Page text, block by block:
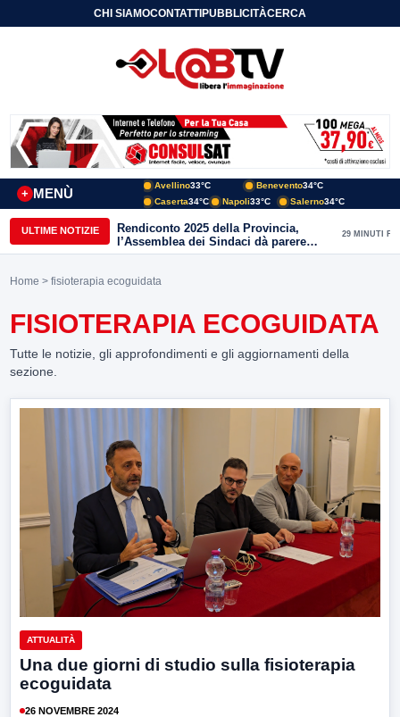
CHI SIAMOCONTATTIPUBBLICITÀCERCA
MENÙ
+
Avellino33°C Benevento34°C
Caserta34°C Napoli33°C Salerno34°C
ULTIME NOTIZIE
Rendiconto 2025 della Provincia,
l’Assemblea dei Sindaci dà parere
favorevole all’unanimità
29 MINUTI FA
Home > fisioterapia ecoguidata
FISIOTERAPIA ECOGUIDATA
Tutte le notizie, gli approfondimenti e gli aggiornamenti della
sezione.
ATTUALITÀ
Una due giorni di studio sulla fisioterapia
ecoguidata
26 NOVEMBRE 2024